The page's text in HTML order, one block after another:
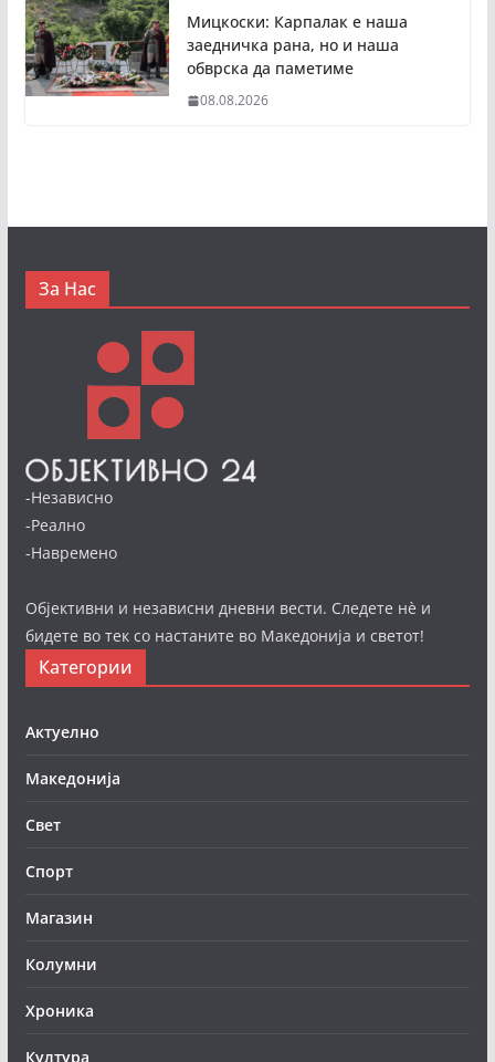
Мицкоски: Карпалак е наша
заедничка рана, но и наша
обврска да паметиме
08.08.2026
За Нас
-Независно
-Реално
-Навремено
Објективни и независни дневни вести. Следете нè и
бидете во тек со настаните во Македонија и светот!
Категории
Актуелно
Македонија
Свет
Спорт
Магазин
Колумни
Хроника
Култура